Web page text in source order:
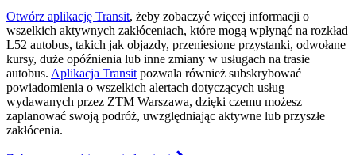
Otwórz aplikację Transit, żeby zobaczyć więcej informacji o
wszelkich aktywnych zakłóceniach, które mogą wpłynąć na rozkład
L52 autobus, takich jak objazdy, przeniesione przystanki, odwołane
kursy, duże opóźnienia lub inne zmiany w usługach na trasie
autobus. Aplikacja Transit pozwala również subskrybować
powiadomienia o wszelkich alertach dotyczących usług
wydawanych przez ZTM Warszawa, dzięki czemu możesz
zaplanować swoją podróż, uwzględniając aktywne lub przyszłe
zakłócenia.